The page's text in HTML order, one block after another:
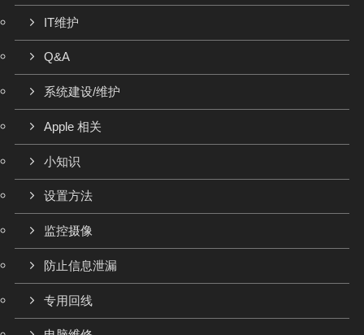
IT维护
Q&A
系统建设/维护
Apple 相关
小知识
设置方法
监控摄像
防止信息泄漏
专用回线